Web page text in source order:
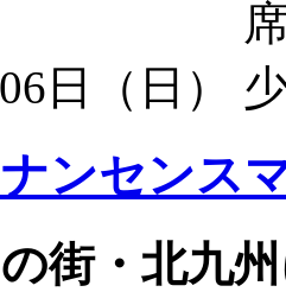
日（日）
ンセンス
街・北九